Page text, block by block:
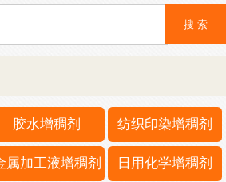
胶水增稠剂 纺织印染增稠剂
属加工液增稠剂 日用化学增稠剂